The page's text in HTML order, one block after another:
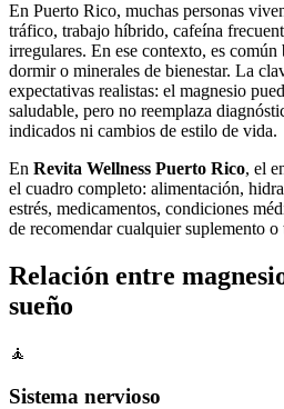
En Puerto Rico, muchas personas
tráfico, trabajo híbrido, cafeína
irregulares. En ese contexto, es común
dormir o minerales de bienestar. La
expectativas realistas: el magnesio
saludable, pero no reemplaza
indicados ni cambios de estilo de vida.
En Revita Wellness Puerto Rico, el
el cuadro completo: alimentación,
estrés, medicamentos, condiciones
de recomendar cualquier suplemento o
Relación entre
sueño
🧘
Sistema nervioso